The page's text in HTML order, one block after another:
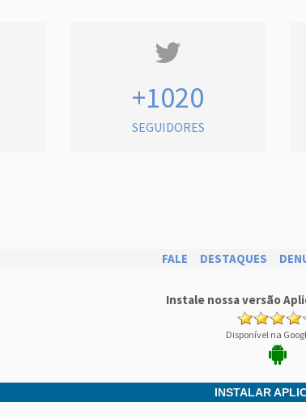
+1020
SEGUIDORES
FALE DESTAQUES
Instale nossa versão
Disponível na
INSTALAR